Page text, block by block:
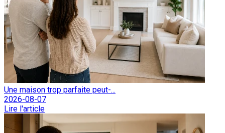
Une maison trop parfaite peut-...
2026-08-07
Lire l'article